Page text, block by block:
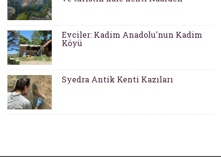
Evciler: Kadim Anadolu'nun Kadim
Köyü
Syedra Antik Kenti Kazıları